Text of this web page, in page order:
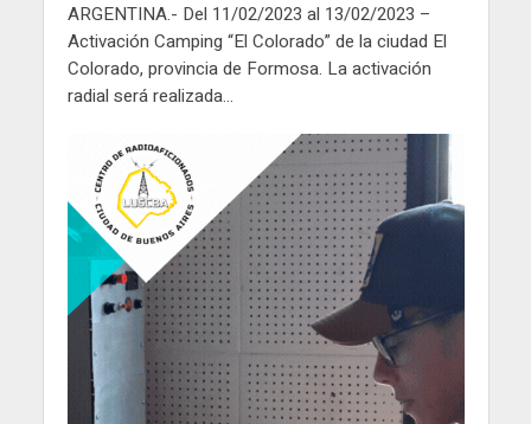
ARGENTINA.- Del 11/02/2023 al 13/02/2023 –
Activación Camping “El Colorado” de la ciudad El
Colorado, provincia de Formosa. La activación
radial será realizada...